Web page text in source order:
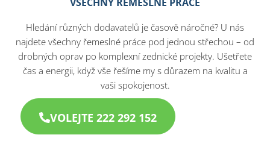
Hledání různých dodavatelů je časově náročné? U nás
najdete všechny řemeslné práce pod jednou střechou – od
drobných oprav po komplexní zednické projekty. Ušetřete
čas a energii, když vše řešíme my s důrazem na kvalitu a
vaši spokojenost.
VOLEJTE 222 292 152